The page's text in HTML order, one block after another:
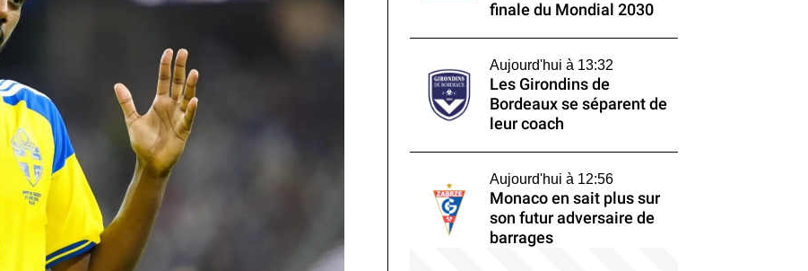
finale du Mondial 2030
Aujourd'hui à 13:32
Les Girondins de
Bordeaux se séparent de
leur coach
Aujourd'hui à 12:56
Monaco en sait plus sur
son futur adversaire de
barrages